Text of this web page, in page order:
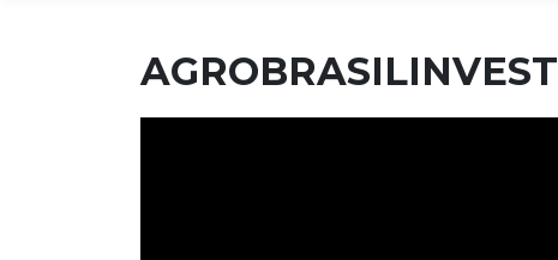
AGROBRASILINVEST